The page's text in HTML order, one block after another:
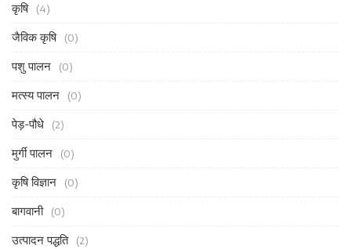
कृषि (4)
जैविक कृषि (0)
पशु पालन (0)
मत्स्य पालन (0)
पेड़-पौधे (2)
मुर्गी पालन (0)
कृषि विज्ञान (0)
बागवानी (0)
उत्पादन पद्धति (2)